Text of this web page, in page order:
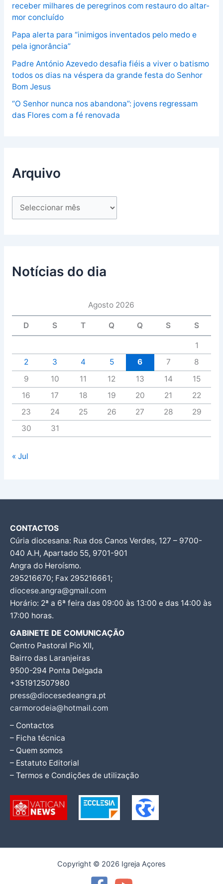
receber milhares de peregrinos com restauro do altar-
mor concluído
Papa alerta para “inimigos inventados pelo medo e
pela ignorância”
Padre António Azevedo desafia fiéis a viver o batismo
todos os dias na véspera da grande festa do Senhor
Bom Jesus
“O Senhor nunca nos abandona”: jovens regressam
das Flores com a fé renovada
Arquivo
Notícias do dia
Agosto 2026
D S T Q Q S S
1
2
3 4 5 6 7
8
9
10 11 12 13 14
15
16
17 18 19 20 21
22
23
24 25 26 27 28
29
30
31
« Jul
CONTACTOS
Cúria diocesana: Rua dos Canos Verdes, 127 – 9700-
040 A.H, Apartado 55, 9701-901
Angra do Heroísmo.
295216670; Fax 295216661;
diocese.angra@gmail.com
Horário: 2ª a 6ª feira das 09:00 às 13:00 e das 14:00 às
17:00 horas.
GABINETE DE COMUNICAÇÃO
Centro Pastoral Pio XII,
Bairro das Laranjeiras
9500-294 Ponta Delgada
+351912507980
press@diocesedeangra.pt
carmorodeia@hotmail.com
– Contactos
– Ficha técnica
– Quem somos
– Estatuto Editorial
– Termos e Condições de utilização
Copyright © 2026 Igreja Açores